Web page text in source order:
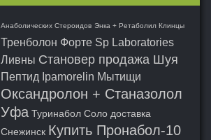
Анаболических Стероидов Энка + Ретаболил Клинцы
Тренболон Форте Sp Laboratories
Ливны Становер продажа Шуя
Пептид Ipamorelin Мытищи
Оксандролон + Станазолол
Уфа Туринабол Соло доставка
Снежинск Купить Пронабол-10